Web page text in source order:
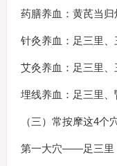
药膳养血：黄芪当归
针灸养血：足三里、
艾灸养血：足三里、
埋线养血：足三里、
（三）常按摩这4个
第一大穴——足三里